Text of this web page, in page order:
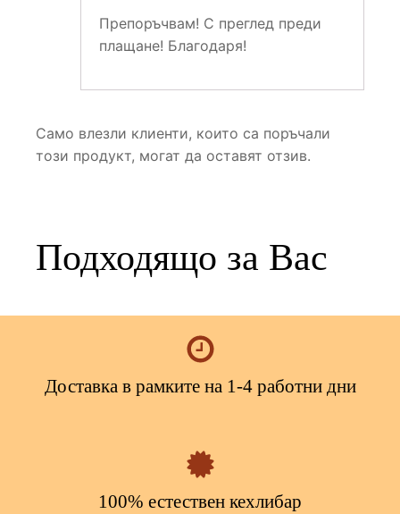
Препоръчвам! С преглед преди
плащане! Благодаря!
Само влезли клиенти, които са поръчали
този продукт, могат да оставят отзив.
Подходящо за Вас
Доставка в рамките на 1-4 работни дни
100% естествен кехлибар